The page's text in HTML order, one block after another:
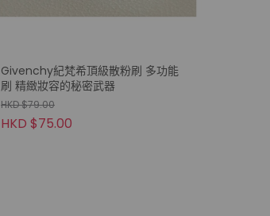
Givenchy紀梵希頂級散粉刷 多功能
刷 精緻妝容的秘密武器
HKD $79.00
HKD $75.00